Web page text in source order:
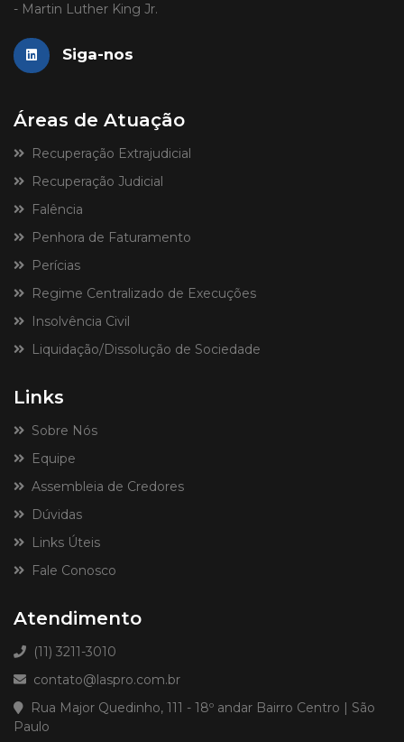
- Martin Luther King Jr.
Siga-nos
Áreas de Atuação
Recuperação Extrajudicial
Recuperação Judicial
Falência
Penhora de Faturamento
Perícias
Regime Centralizado de Execuções
Insolvência Civil
Liquidação/Dissolução de Sociedade
Links
Sobre Nós
Equipe
Assembleia de Credores
Dúvidas
Links Úteis
Fale Conosco
Atendimento
(11) 3211-3010
contato@laspro.com.br
Rua Major Quedinho, 111 - 18º andar Bairro Centro | São
Paulo